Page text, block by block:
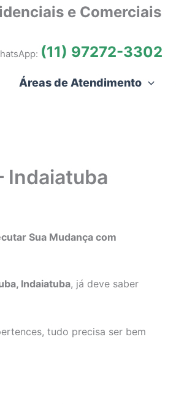
e Comerciais
(11) 97272-3302
Áreas de Atendimento
Indaiatuba
Sua Mudança com
Indaiatuba, já deve saber
tudo precisa ser bem